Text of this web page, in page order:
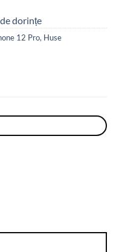
dorințe
12 Pro, Huse